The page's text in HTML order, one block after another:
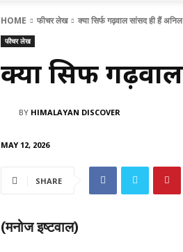
HOME फीचर लेख क्या सिर्फ गढ़वाल सांसद ही हैं
फीचर लेख
क्या सिर्फ
BY HIMALAYAN DISCOVER
MAY 12, 2026
SHARE
(मनोज इष्टवाल)